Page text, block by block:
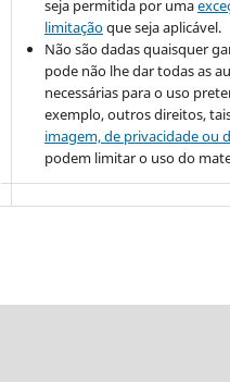
seja permitida por uma
limitaçãoque seja aplicável.
Não são dadas quaisquer
pode não lhe dar todas as
necessárias para o uso
exemplo, outros direitos,
imagem, de privacidade ou
podem limitar o uso do